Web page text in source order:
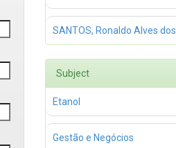
SANTOS, Ronaldo Alves dos
Subject
Etanol
Gestão e Negócios